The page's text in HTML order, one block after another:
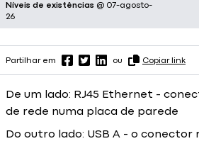
Níveis de existências @ 07-agosto-
26
Partilhar em ou Copiar link
De um lado: RJ45 Ethernet -
de rede numa placa de parede
Do outro lado: USB A - o conector